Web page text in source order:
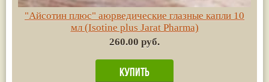
"Айсотин плюс" аюрведические глазные капли 10
мл (Isotine plus Jarat Pharma)
260.00 руб.